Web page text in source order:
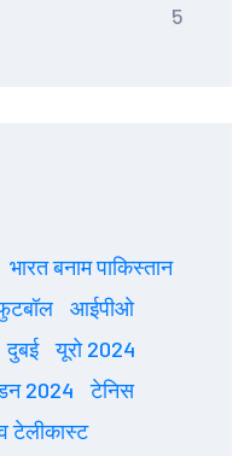
5
भारत बनाम पाकिस्तान
आईपीओ
दुबई
यूरो 2024
2024
टेनिस
टेलीकास्ट